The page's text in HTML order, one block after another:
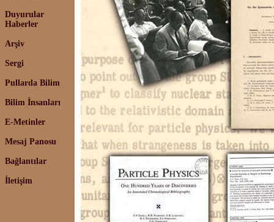
Duyurular
Haberler
Arşiv
Sergi
Pullarda Bilim
Bilim İnsanları
E-Metinler
Mesaj Panosu
Bağlantılar
İletişim